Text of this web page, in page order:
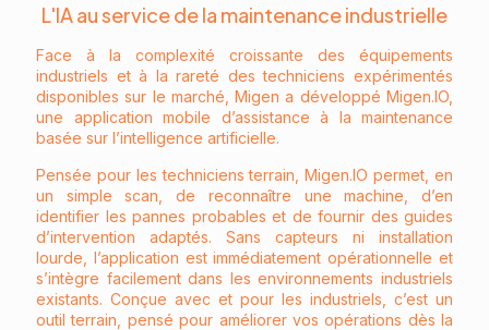
L'IA au service de la maintenance industrielle
Face à la complexité croissante des équipements
industriels et à la rareté des techniciens expérimentés
disponibles sur le marché, Migen a développé Migen.IO,
une application mobile d’assistance à la maintenance
basée sur l’intelligence artificielle.
Pensée pour les techniciens terrain, Migen.IO permet, en
un simple scan, de reconnaître une machine, d’en
identifier les pannes probables et de fournir des guides
d’intervention adaptés. Sans capteurs ni installation
lourde, l’application est immédiatement opérationnelle et
s’intègre facilement dans les environnements industriels
existants. Conçue avec et pour les industriels, c’est un
outil terrain, pensé pour améliorer vos opérations dès la